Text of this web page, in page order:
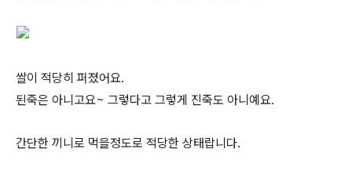
쌀이 적당히 퍼졌어요.
된죽은 아니고요~ 그렇다고 그렇게 진죽도 아니예요.
간단한 끼니로 먹을정도로 적당한 상태랍니다.